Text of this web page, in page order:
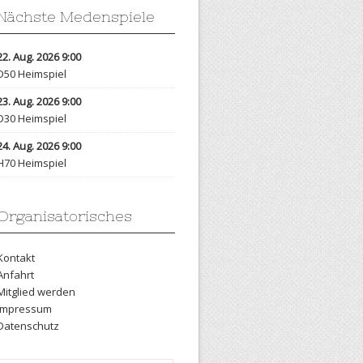
Medenspiele
Aug. 2026 9:00
Heimspiel
Aug. 2026 9:00
Heimspiel
Aug. 2026 9:00
Heimspiel
werden